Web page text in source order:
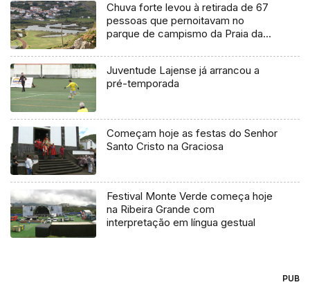
Chuva forte levou à retirada de 67
pessoas que pernoitavam no
parque de campismo da Praia da
Juventude Lajense já arrancou a
pré-temporada
Começam hoje as festas do Senhor
Santo Cristo na Graciosa
Festival Monte Verde começa hoje
na Ribeira Grande com
interpretação em língua gestual
PUB